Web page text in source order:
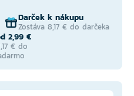
Darček k nákupu
Zostáva 8,17 € do darčeka
2,99 €
€ do